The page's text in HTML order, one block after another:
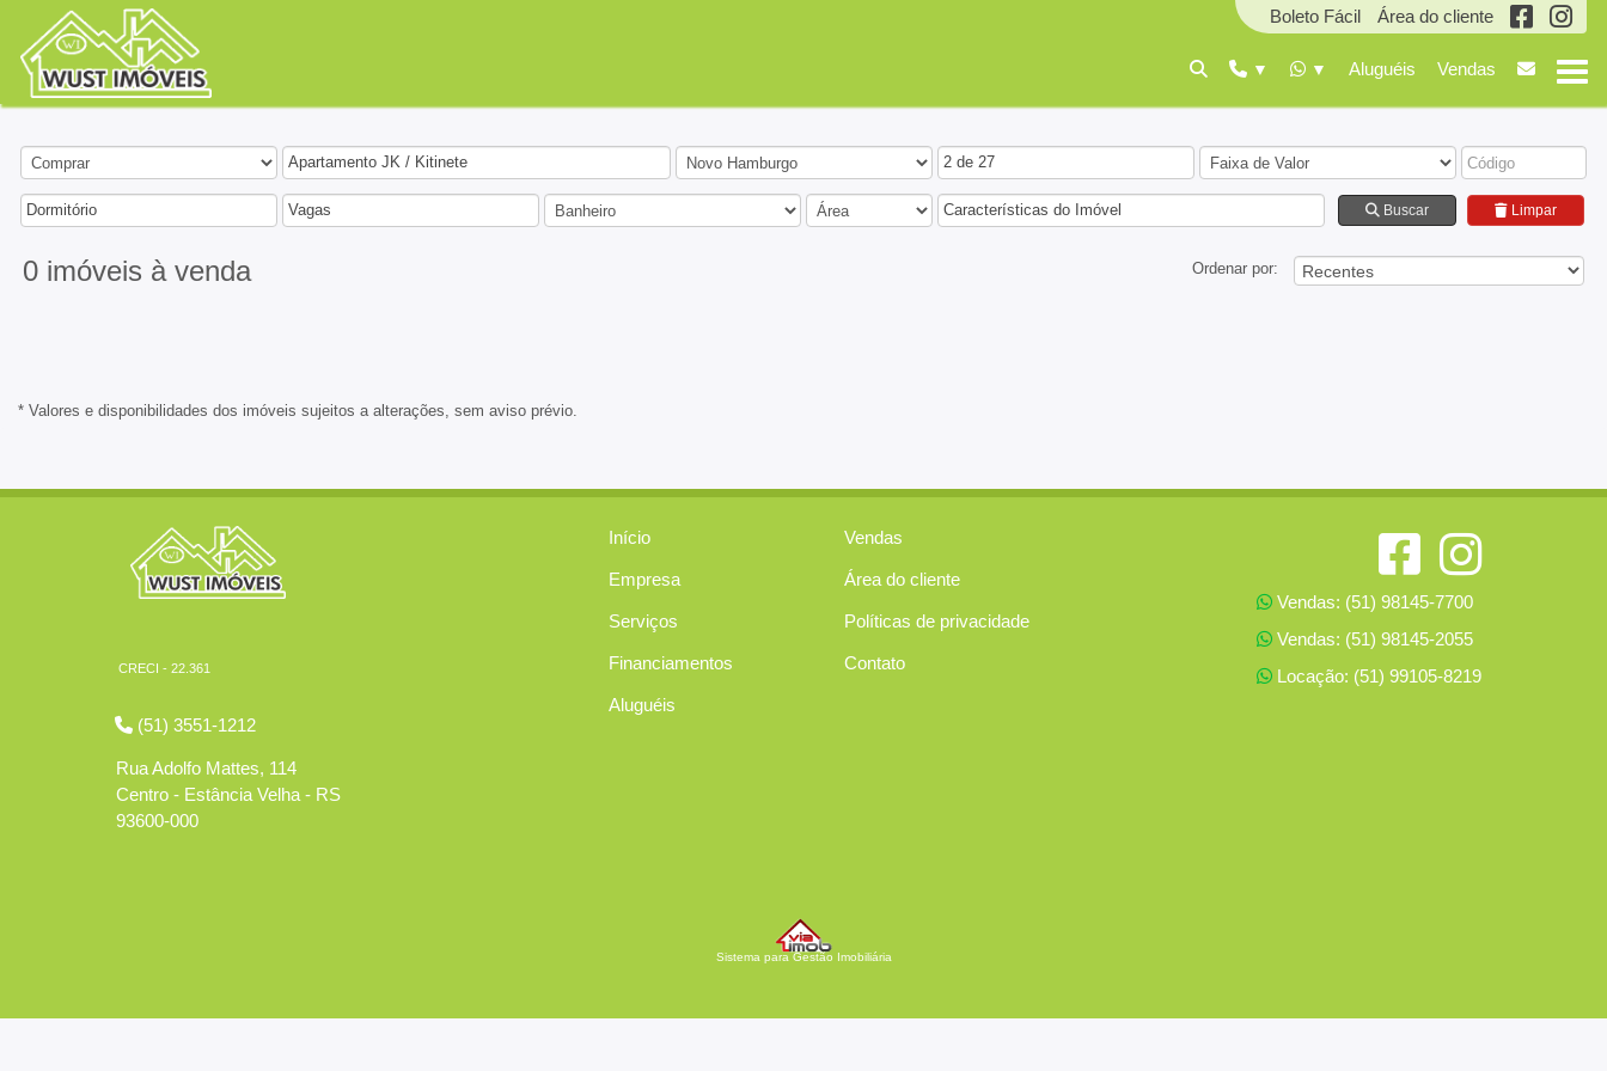
Boleto Fácil Área do cliente
Aluguéis Vendas
Apartamento JK / Kitinete 2 de 27
Dormitório Vagas Características do Imóvel Buscar Limpar
0 imóveis à venda Ordenar por:
* Valores e disponibilidades dos imóveis sujeitos a alterações, sem aviso prévio.
CRECI - 22.361
(51) 3551-1212
Rua Adolfo Mattes, 114
Centro - Estância Velha - RS
93600-000
Início
Empresa
Serviços
Financiamentos
Aluguéis
Vendas
Área do cliente
Políticas de privacidade
Contato
Vendas: (51) 98145-7700
Vendas: (51) 98145-2055
Locação: (51) 99105-8219
Sistema para Gestão Imobiliária